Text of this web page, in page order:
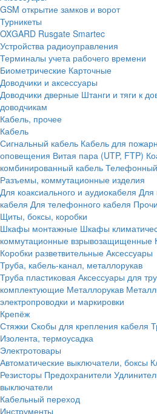
GSM открытие замков и ворот
Турникеты
OXGARD Rusgate Smartec
Устройства радиоуправления
Терминалы учета рабочего времени
Биометрические Карточные
Доводчики и аксессуары
Доводчики дверные Штанги и тяги к
доводчикам
Кабель, прочее
Кабель
Сигнальный кабель Кабель для
оповещения Витая пара (UTP, FTP)
комбинированный кабель
Разъемы, коммутационные изделия
Для коаксиального и аудиокабеля Для
кабеля Для телефонного кабеля
Щиты, боксы, коробки
Шкафы монтажные Шкафы
коммутационные взрывозащищенные
Коробки разветвительные Аксессуары
Труба, кабель-канал, металлорукав
Труба пластиковая Аксессуары для
комплектующие Металлорукав
электропроводки и маркировки
Крепёж
Стяжки Скобы для крепления кабеля
Изолента, термоусадка
Электротовары
Автоматические выключатели, боксы
Резисторы Предохранители
выключатели
Кабельный переход
Инструменты